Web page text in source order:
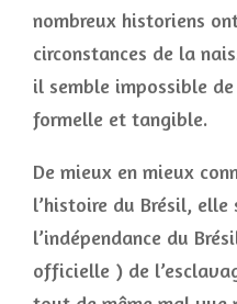
nombreux historiens
circonstances de la
il semble impossible
formelle et tangible.
De mieux en mieux
l’histoire du Brésil, elle
l’indépendance du
officielle ) de